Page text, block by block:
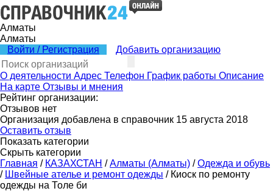
Алматы
Алматы
Войти / Регистрация
Добавить организацию
О деятельности Адрес Телефон График работы Описание
На карте Отзывы и мнения
Рейтинг организации:
Отзывов нет
Организация добавлена в справочник 15 августа 2018
Оставить отзыв
Показать категории
Скрыть категории
Главная / КАЗАХСТАН / Алматы (Алматы) / Одежда и обувь
/ Швейные ателье и ремонт одежды / Киоск по ремонту
одежды на Толе би